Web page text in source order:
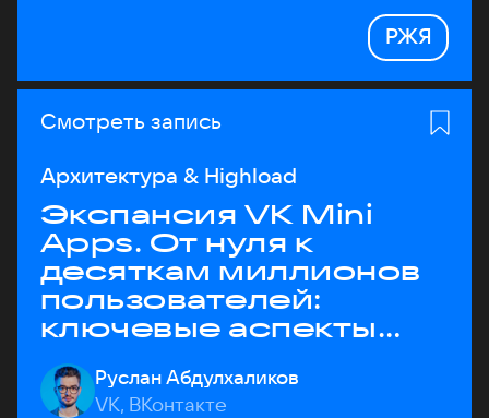
РЖЯ
Смотреть запись
Архитектура & Highload
Экспансия VK Mini
Apps. От нуля к
десяткам миллионов
пользователей:
ключевые аспекты
архитектуры
Руслан Абдулхаликов
VK, ВКонтакте